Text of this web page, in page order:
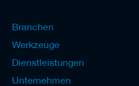
Branchen
Werkzeuge
Dienstleistungen
Unternehmen